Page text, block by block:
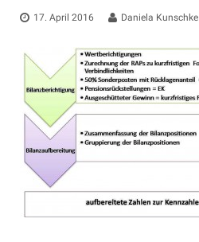
Für Unternehmen
Personal
Rechnungswesen und Controlling
Jahresabschluss und Steuern
Beratung
Infothek
Blog
Kontakt
17. April 2016 Daniela Kunschke